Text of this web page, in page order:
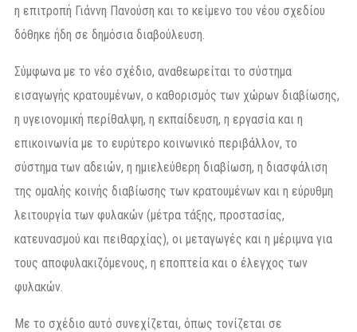
η επιτροπή Γιάννη Πανούση και το κείμενο του νέου σχεδίου
δόθηκε ήδη σε δημόσια διαβούλευση.
Σύμφωνα με το νέο σχέδιο, αναθεωρείται το σύστημα
εισαγωγής κρατουμένων, ο καθορισμός των χώρων διαβίωσης,
η υγειονομική περίθαλψη, η εκπαίδευση, η εργασία και η
επικοινωνία με το ευρύτερο κοινωνικό περιβάλλον, το
σύστημα των αδειών, η ημιελεύθερη διαβίωση, η διασφάλιση
της ομαλής κοινής διαβίωσης των κρατουμένων και η εύρυθμη
λειτουργία των φυλακών (μέτρα τάξης, προστασίας,
κατευνασμού και πειθαρχίας), οι μεταγωγές και η μέριμνα για
τους αποφυλακιζόμενους, η εποπτεία και ο έλεγχος των
φυλακών.
Με το σχέδιο αυτό συνεχίζεται, όπως τονίζεται σε